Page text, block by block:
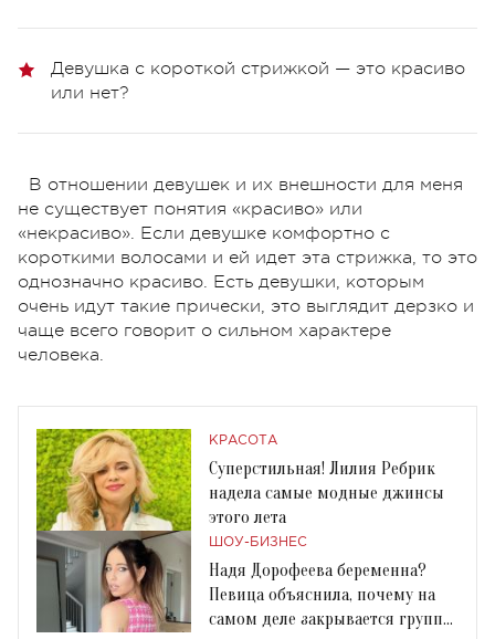
Девушка с короткой стрижкой — это красиво
или нет?
В отношении девушек и их внешности для меня
не существует понятия «красиво» или
«некрасиво». Если девушке комфортно с
короткими волосами и ей идет эта стрижка, то это
однозначно красиво. Есть девушки, которым
очень идут такие прически, это выглядит дерзко и
чаще всего говорит о сильном характере
человека.
КРАСОТА
Суперстильная! Лилия Ребрик
надела самые модные джинсы
этого лета
ШОУ-БИЗНЕС
Надя Дорофеева беременна?
Певица объяснила, почему на
самом деле закрывается группа